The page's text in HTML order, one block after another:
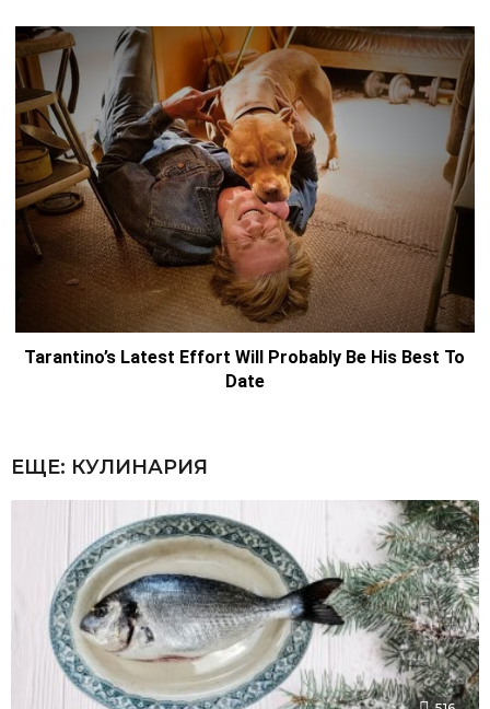
ЕЩЕ: КУЛИНАРИЯ